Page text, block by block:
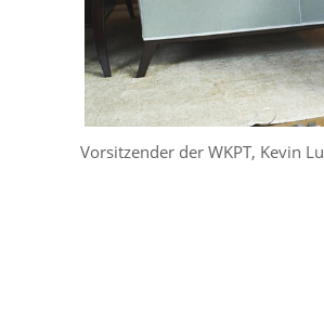
Vorsitzender der WKPT, Kevin Lu
ESG
All
Umweltfreundlich